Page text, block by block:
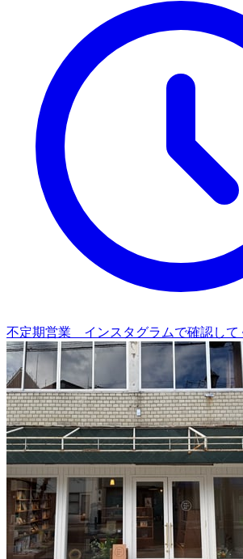
不定期営業 インスタグラムで確認して